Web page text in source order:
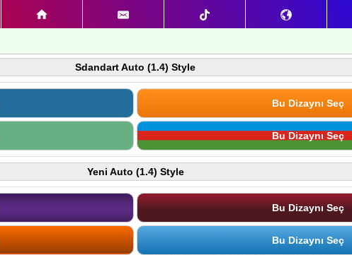
Sdandart Auto (1.4) Style
Bu Dizaynı Seç
Bu Dizaynı Seç
Yeni Auto (1.4) Style
Bu Dizaynı Seç
Bu Dizaynı Seç